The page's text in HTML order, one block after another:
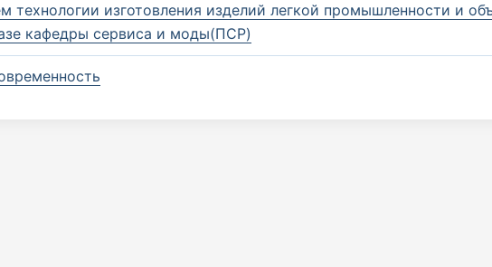
технологии изготовления изделий легкой промышленности и
кафедры сервиса и моды(ПСР)